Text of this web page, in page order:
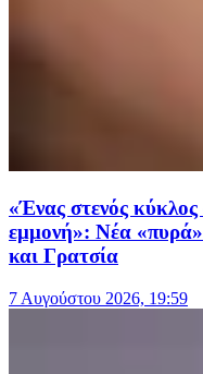
«Ένας στενός
εμμονή»: Νέα
και Γρατσία
7 Αυγούστου 2026, 19:59